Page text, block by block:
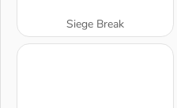
Siege Break